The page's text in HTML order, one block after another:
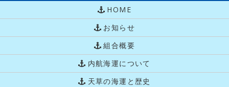
HOME
お知らせ
組合概要
内航海運について
天草の海運と歴史